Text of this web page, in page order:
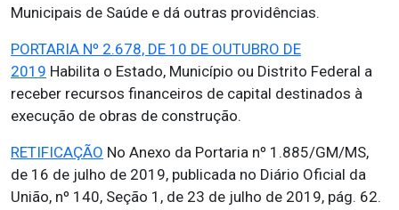
Municipais de Saúde e dá outras providências.
PORTARIA Nº 2.678, DE 10 DE OUTUBRO DE
2019 Habilita o Estado, Município ou Distrito Federal a
receber recursos financeiros de capital destinados à
execução de obras de construção.
RETIFICAÇÃO No Anexo da Portaria nº 1.885/GM/MS,
de 16 de julho de 2019, publicada no Diário Oficial da
União, nº 140, Seção 1, de 23 de julho de 2019, pág. 62.